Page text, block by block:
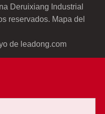
Deruixiang Industrial
reservados. Mapa del
de leadong.com